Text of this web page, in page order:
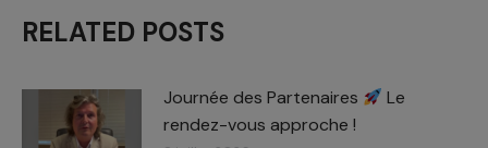
RELATED POSTS
Journée des Partenaires
Le
rendez-vous approche !